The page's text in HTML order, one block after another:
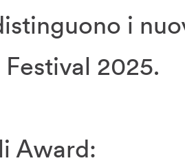
i
2025.
Award: